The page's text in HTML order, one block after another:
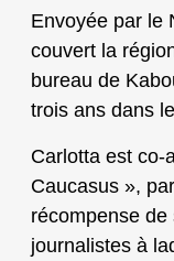
Envoyée par le
couvert la
bureau de
trois ans dans
Carlotta est co-
Caucasus »,
récompense de
journalistes à